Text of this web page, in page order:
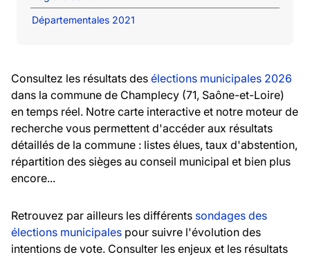
Départementales 2021
Consultez les résultats des élections municipales 2026
dans la commune de Champlecy (71, Saône-et-Loire)
en temps réel. Notre carte interactive et notre moteur de
recherche vous permettent d'accéder aux résultats
détaillés de la commune : listes élues, taux d'abstention,
répartition des sièges au conseil municipal et bien plus
encore...
Retrouvez par ailleurs les différents sondages des
élections municipales pour suivre l'évolution des
intentions de vote. Consulter les enjeux et les résultats